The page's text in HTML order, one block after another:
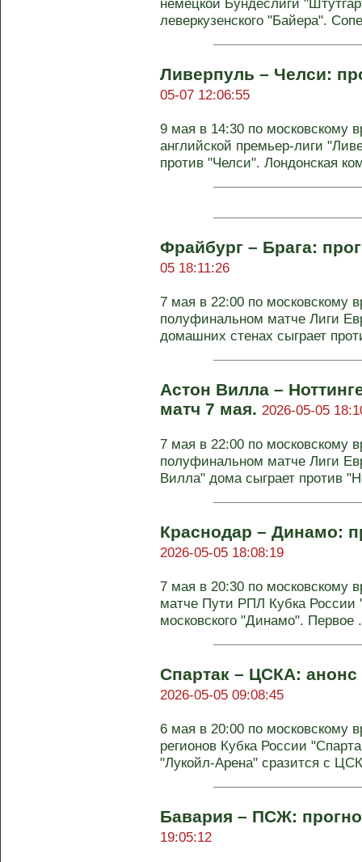
немецкой Бундеслиги
леверкузенского "Байера".
Ливерпуль – Челси:
05-07 12:06:55
9 мая в 14:30 по московскому
английской премьер-лиги
против "Челси". Лондонская
Фрайбург – Брага:
05 18:11:26
7 мая в 22:00 по московскому
полуфинальном матче Лиги
домашних стенах сыграет
Астон Вилла –
матч 7 мая. 2026-05-05
7 мая в 22:00 по московскому
полуфинальном матче Лиги
Вилла" дома сыграет против
Краснодар – Динамо:
2026-05-05 18:08:19
7 мая в 20:30 по московскому
матче Пути РПЛ Кубка России
московского "Динамо". Первое
Спартак – ЦСКА: анонс
2026-05-05 09:08:45
6 мая в 20:00 по московскому
регионов Кубка России
"Лукойл-Арена" сразится с
Бавария – ПСЖ:
19:05:12